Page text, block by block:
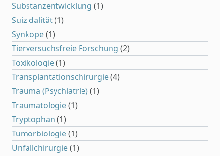
Substanzentwicklung (1)
Suizidalität(1)
Synkope(1)
Tierversuchsfreie Forschung (2)
Toxikologie(1)
Transplantationschirurgie(4)
Trauma (Psychiatrie)(1)
Traumatologie(1)
Tryptophan (1)
Tumorbiologie(1)
Unfallchirurgie(1)